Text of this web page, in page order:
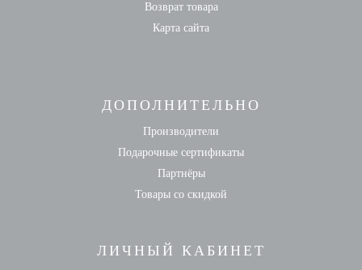
Возврат товара
Карта сайта
ДОПОЛНИТЕЛЬНО
Производители
Подарочные сертификаты
Партнёры
Товары со скидкой
ЛИЧНЫЙ КАБИНЕТ